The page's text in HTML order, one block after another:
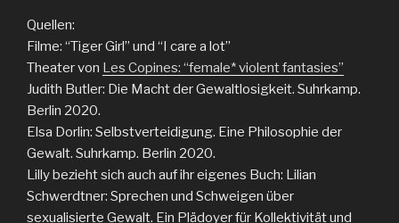
Quellen:
Filme: “Tiger Girl” und “I care a lot”
Theater von Les Copines: “female* violent fantasies”
Judith Butler: Die Macht der Gewaltlosigkeit. Suhrkamp.
Berlin 2020.
Elsa Dorlin: Selbstverteidigung. Eine Philosophie der
Gewalt. Suhrkamp. Berlin 2020.
Lilly bezieht sich auch auf ihr eigenes Buch: Lilian
Schwerdtner: Sprechen und Schweigen über
sexualisierte Gewalt. Ein Plädoyer für Kollektivität und